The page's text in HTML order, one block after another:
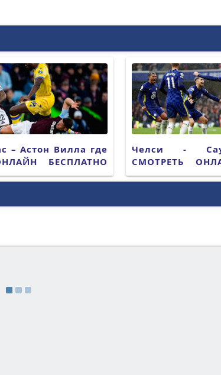
Челси -
СМОТРЕТЬ
2025 (ПРЯМАЯ
– Астон Вилла где
БЕСПЛАТНО
ТРАНСЛЯЦИЯ)